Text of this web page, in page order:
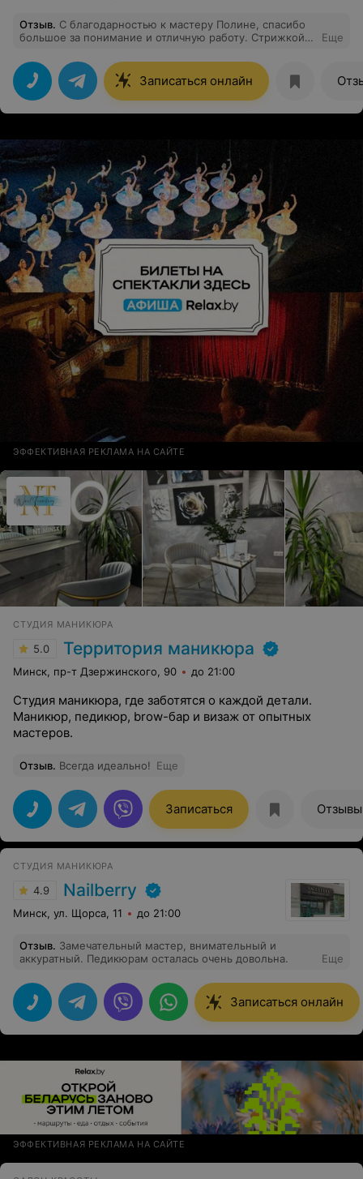
Отзыв. С благодарностью к мастеру Полине, спасибо
большое за понимание и отличную работу. Стрижкой
Еще
Записаться онлайн
ЭФФЕКТИВНАЯ РЕКЛАМА НА САЙТЕ
СТУДИЯ МАНИКЮРА
5.0 Территория маникюра
Минск, пр-т Дзержинского, 90 до 21:00
Студия маникюра, где заботятся о каждой детали.
Маникюр, педикюр, brow-бар и визаж от опытных
мастеров.
Отзыв. Всегда идеально! Еще
Записаться Отзывы
СТУДИЯ МАНИКЮРА
4.9 Nailberry
Минск, ул. Щорса, 11 до 21:00
Отзыв. Замечательный мастер, внимательный и
аккуратный. Педикюрам осталась очень довольна.
Еще
Записаться онлайн
ЭФФЕКТИВНАЯ РЕКЛАМА НА САЙТЕ